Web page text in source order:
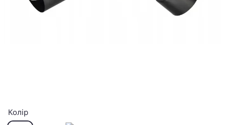
Колір